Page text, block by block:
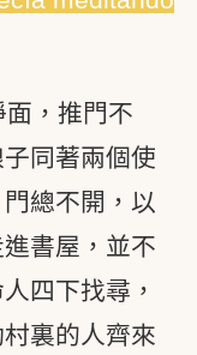
，推門不
同著兩個使
總不開，以
書屋，並不
四下找尋，
裏的人齊來